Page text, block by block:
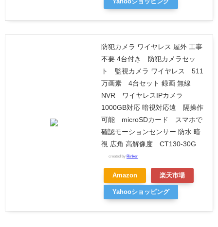
Yahooショッピング
防犯カメラ ワイヤレス 屋外 工事
不要 4台付き 防犯カメラセッ
ト 監視カメラ ワイヤレス 511
万画素 4台セット 録画 無線
NVR ワイヤレスIPカメラ
1000GB対応 暗視対応遠 隔操作
可能 microSDカード スマホで
確認モーションセンサー 防水 暗
視 広角 高解像度 CT130-30G
created by Rinker
Amazon 楽天市場
Yahooショッピング